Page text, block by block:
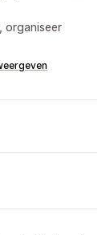
organiseer